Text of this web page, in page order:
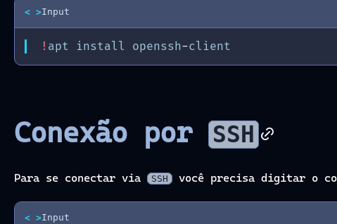
< >Input
! apt install openssh-client
Conexão por SSH
Para se conectar via SSH você precisa digitar o
< >Input